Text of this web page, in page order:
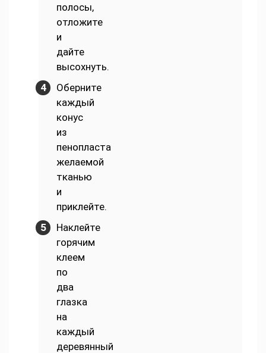
полосы,
отложите
и
дайте
высохнуть.
Оберните
каждый
конус
из
пенопласта
желаемой
тканью
и
приклейте.
Наклейте
горячим
клеем
по
два
глазка
на
каждый
деревянный